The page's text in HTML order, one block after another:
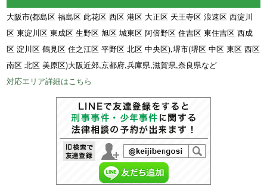
大阪市(都島区 福島区 此花区 西区 港区 大正区 天王寺区 浪速区 西淀川
区 東淀川区 東成区 生野区 旭区 城東区 阿倍野区 住吉区 東住吉区 西成
区 淀川区 鶴見区 住之江区 平野区 北区 中央区),堺市(堺区 中区 東区 西区
南区 北区 美原区)大阪近郊,京都府,兵庫県,滋賀県,奈良県など
対応エリア詳細はこちら